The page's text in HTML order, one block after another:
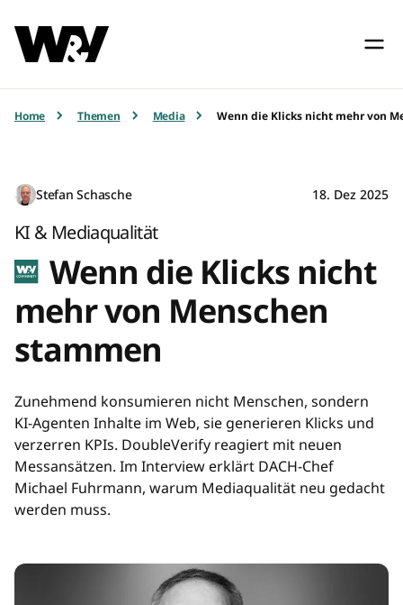
Home Themen Media Wenn die Klicks nicht mehr von
Stefan Schasche 18. Dez 2025
KI & Mediaqualität
Wenn die Klicks nicht
mehr von Menschen
stammen
Zunehmend konsumieren nicht Menschen, sondern
KI-Agenten Inhalte im Web, sie generieren Klicks und
verzerren KPIs. DoubleVerify reagiert mit neuen
Messansätzen. Im Interview erklärt DACH-Chef
Michael Fuhrmann, warum Mediaqualität neu gedacht
werden muss.